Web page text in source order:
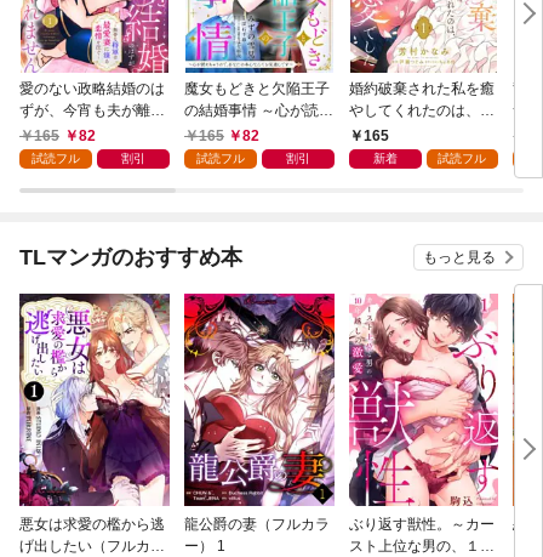
愛のない政略結婚のは
ずが、今宵も夫が離し
てくれません～無骨な
将軍は最愛妻に滾る恋
1話
165 82
試読フル 割引
魔女もどきと欠陥王子
の結婚事情 ～心が読め
ちゃうので、あなたの
本心なんてお見通しで
165 82
試読フル 割引
婚約破棄された私を癒
やしてくれたのは、不
器用王子様の溺愛でし
た【単話売】 1話
165
新着 試読フル
竜
つ
た
な
TLマンガのおすすめ本 もっと見る
悪女は求愛の檻から逃
げ出したい（フルカラ
龍公爵の妻（フルカラ
ー） 1
ぶり返す獣性。～カー
スト上位な男の、１０
恋